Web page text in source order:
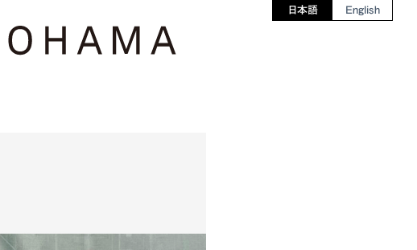
日本語 English